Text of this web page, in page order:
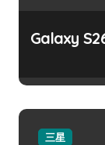
Galaxy
三星